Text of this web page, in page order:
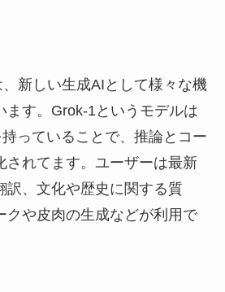
新しい生成AIとして様々な機
ます。Grok-1というモデルは
っていることで、推論とコー
されてます。ユーザーは最新
訳、文化や歴史に関する質
クや皮肉の生成などが利用で